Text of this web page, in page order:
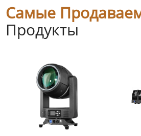
Самые
Продукты